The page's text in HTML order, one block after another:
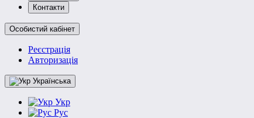
Контакти
Особистий кабінет
Реєстрація
Авторизація
Українська
Укр
Рус